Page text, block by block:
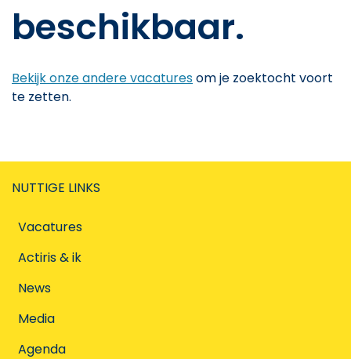
beschikbaar.
Bekijk onze andere vacaturesom je zoektocht voort
te zetten.
NUTTIGE LINKS
Vacatures
Actiris & ik
News
Media
Agenda